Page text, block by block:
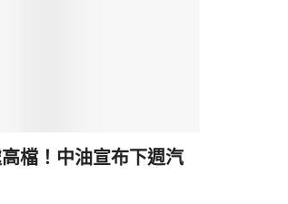
檔！中油宣布下週汽